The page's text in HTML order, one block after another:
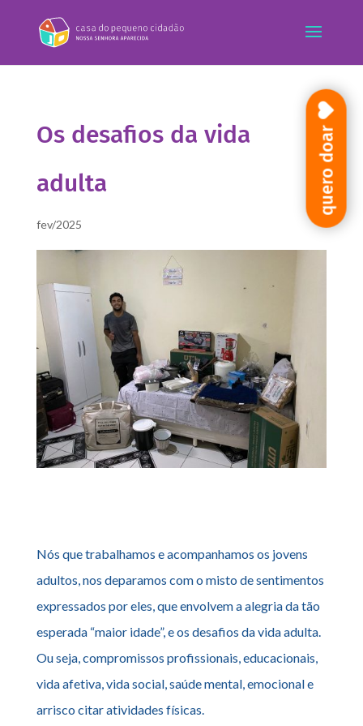
Os desafios da vida
adulta
fev/2025
Nós que trabalhamos e acompanhamos os jovens
adultos, nos deparamos com o misto de sentimentos
expressados por eles, que envolvem a alegria da tão
esperada “maior idade”, e os desafios da vida adulta.
Ou seja, compromissos profissionais, educacionais,
vida afetiva, vida social, saúde mental, emocional e
arrisco citar atividades físicas.
quero doar